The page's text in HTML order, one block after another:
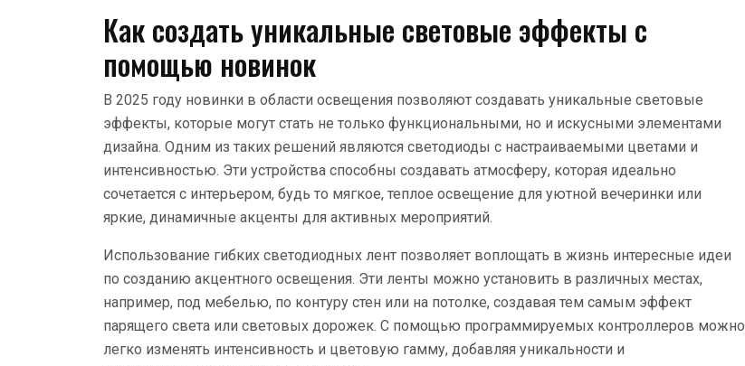
Как создать уникальные световые эффекты с
помощью новинок
В 2025 году новинки в области освещения позволяют создавать уникальные световые
эффекты, которые могут стать не только функциональными, но и искусными элементами
дизайна. Одним из таких решений являются светодиоды с настраиваемыми цветами и
интенсивностью. Эти устройства способны создавать атмосферу, которая идеально
сочетается с интерьером, будь то мягкое, теплое освещение для уютной вечеринки или
яркие, динамичные акценты для активных мероприятий.
Использование гибких светодиодных лент позволяет воплощать в жизнь интересные идеи
по созданию акцентного освещения. Эти ленты можно установить в различных местах,
например, под мебелью, по контуру стен или на потолке, создавая тем самым эффект
парящего света или световых дорожек. С помощью программируемых контроллеров можно
легко изменять интенсивность и цветовую гамму, добавляя уникальности и